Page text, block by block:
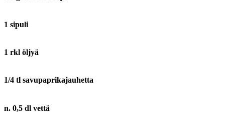
1 sipuli
1 rkl öljyä
1/4 tl savupaprikajauhetta
n. 0,5 dl vettä